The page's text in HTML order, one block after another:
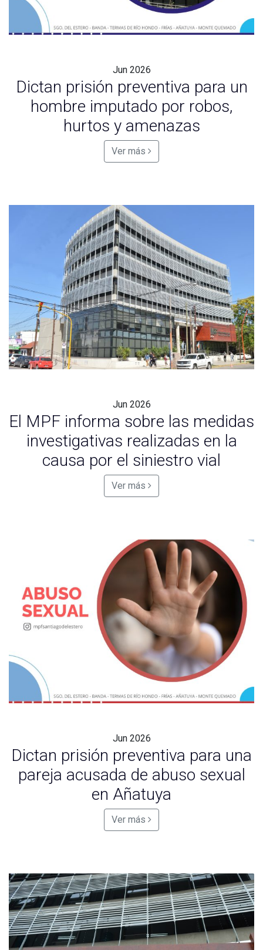
Jun 2026
Dictan prisión preventiva para un
hombre imputado por robos,
hurtos y amenazas
Ver más
Jun 2026
El MPF informa sobre las medidas
investigativas realizadas en la
causa por el siniestro vial
Ver más
Jun 2026
Dictan prisión preventiva para una
pareja acusada de abuso sexual
en Añatuya
Ver más